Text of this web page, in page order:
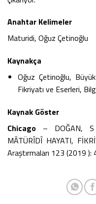
Anahtar Kelimeler
Maturidi, Oğuz Çetinoğlu
Kaynakça
Oğuz Çetinoğlu,
Fikriyatı ve Eserleri,
Kaynak Göster
Chicago – DOĞAN, S
MÂTÜRÎDÎ HAYATI,
Araştırmaları 123 (2019